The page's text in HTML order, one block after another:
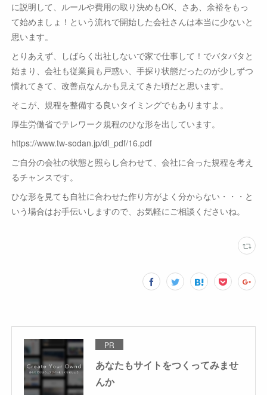
に説明して、ルールや費用の取り決めもOK、さあ、余裕をもっ
て始めましょ！という流れで開始した会社さんは本当に少ないと
思います。
とりあえず、しばらく出社しないで家で仕事して！でバタバタと
始まり、会社も従業員も戸惑い、手探り状態だったのが少しずつ
慣れてきて、改善点なんかも見えてきた頃だと思います。
そこが、規程を整備する良いタイミングでもありますよ。
厚生労働省でテレワーク規程のひな形を出しています。
https://www.tw-sodan.jp/dl_pdf/16.pdf
ご自分の会社の状態と照らし合わせて、会社に合った規程を考え
るチャンスです。
ひな形を見ても自社に合わせた作り方がよく分からない・・・と
いう場合はお手伝いしますので、お気軽にご相談くださいね。
PR
あなたもサイトをつくってみませ
んか